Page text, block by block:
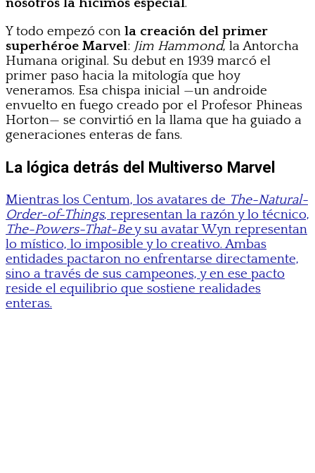
nosotros la hicimos especial.
Y todo empezó con la creación del primer
superhéroe Marvel: Jim Hammond, la Antorcha
Humana original. Su debut en 1939 marcó el
primer paso hacia la mitología que hoy
veneramos. Esa chispa inicial —un androide
envuelto en fuego creado por el Profesor Phineas
Horton— se convirtió en la llama que ha guiado a
generaciones enteras de fans.
La lógica detrás del Multiverso Marvel
Mientras los Centum, los avatares de The-Natural-
Order-of-Things, representan la razón y lo técnico,
The-Powers-That-Bey su avatar Wyn representan
lo místico, lo imposible y lo creativo. Ambas
entidades pactaron no enfrentarse directamente,
sino a través de sus campeones, y en ese pacto
reside el equilibrio que sostiene realidades
enteras.